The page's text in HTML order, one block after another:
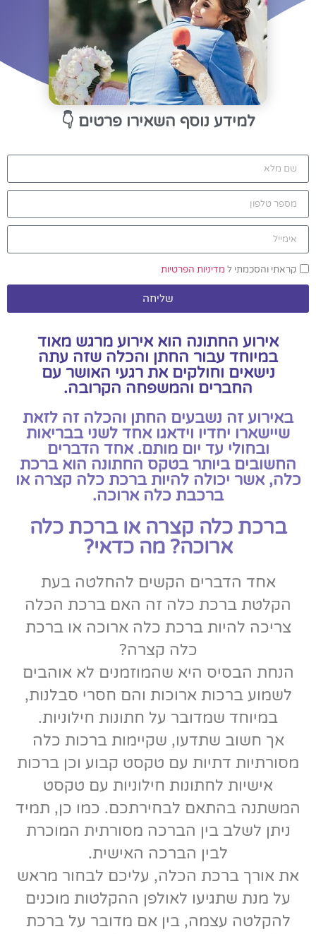
למידע נוסף השאירו פרטים 👇
קראתי והסכמתי ל מדיניות הפרטיות
שליחה
אירוע החתונה הוא אירוע מרגש מאוד
במיוחד עבור החתן והכלה שזה עתה
נישאים וחולקים את רגעי האושר עם
החברים והמשפחה הקרובה.
באירוע זה נשבעים החתן והכלה זה לזאת
שיישארו יחדיו וידאגו אחד לשני בבריאות
ובחולי עד יום מותם. אחד הדברים
החשובים ביותר בטקס החתונה הוא ברכת
כלה, אשר יכולה להיות ברכת כלה קצרה או
ברכבת כלה ארוכה.
ברכת כלה קצרה או ברכת כלה
ארוכה? מה כדאי?
אחד הדברים הקשים להחלטה בעת
הקלטת ברכת כלה זה האם ברכת הכלה
צריכה להיות ברכת כלה ארוכה או ברכת
כלה קצרה?
הנחת הבסיס היא שהמוזמנים לא אוהבים
לשמוע ברכות ארוכות והם חסרי סבלנות,
במיוחד שמדובר על חתונות חילוניות.
אך חשוב שתדעו, שקיימות ברכות כלה
מסורתיות דתיות עם טקסט קבוע וכן ברכות
אישיות לחתונות חילוניות עם טקסט
המשתנה בהתאם לבחירתכם. כמו כן, תמיד
ניתן לשלב בין הברכה מסורתית המוכרת
לבין הברכה האישית.
את אורך ברכת הכלה, עליכם לבחור מראש
על מנת שתגיעו לאולפן ההקלטות מוכנים
להקלטה עצמה, בין אם מדובר על ברכת